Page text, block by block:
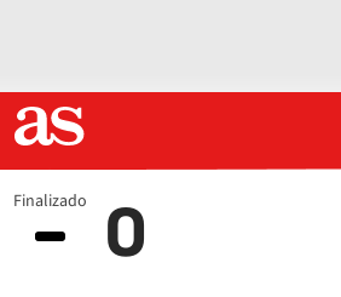
0
Finalizado